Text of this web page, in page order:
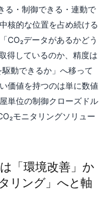
る・制御できる・連動で
核的な位置を占め続ける
CO₂データがあるかどう
得しているのか、精度は
動できるか」へ移って
価値を持つのは単に数値
単位の制御クローズドル
モニタリングソリュー
「環境改善」か
リング」へと軸